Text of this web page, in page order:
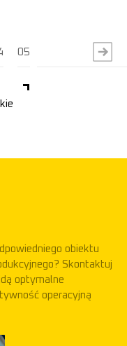
05
obiektu
Skontaktuj
optymalne
operacyjną